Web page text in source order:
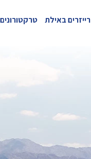
רייזרים באילת